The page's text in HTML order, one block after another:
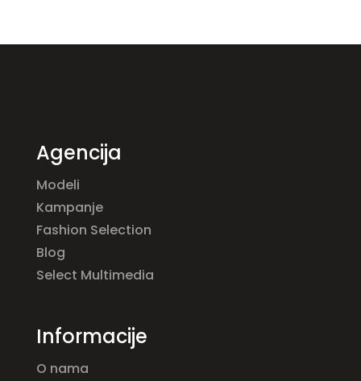
Agencija
Modeli
Kampanje
Fashion Selection
Blog
Select Multimedia
Informacije
O nama